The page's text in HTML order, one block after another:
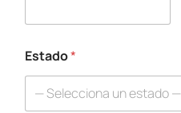
Estado*
— Selecciona un estado —